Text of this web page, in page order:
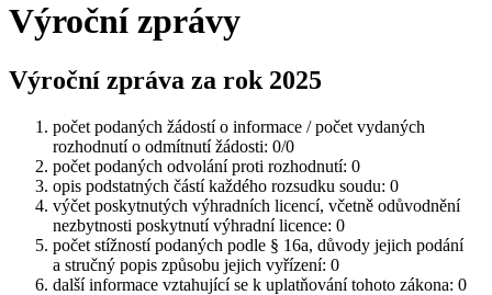
Výroční zprávy
Výroční zpráva za rok 2025
počet podaných žádostí o informace / počet vydaných
rozhodnutí o odmítnutí žádosti: 0/0
počet podaných odvolání proti rozhodnutí: 0
opis podstatných částí každého rozsudku soudu: 0
výčet poskytnutých výhradních licencí, včetně odůvodnění
nezbytnosti poskytnutí výhradní licence: 0
počet stížností podaných podle § 16a, důvody jejich podání
a stručný popis způsobu jejich vyřízení: 0
další informace vztahující se k uplatňování tohoto zákona: 0